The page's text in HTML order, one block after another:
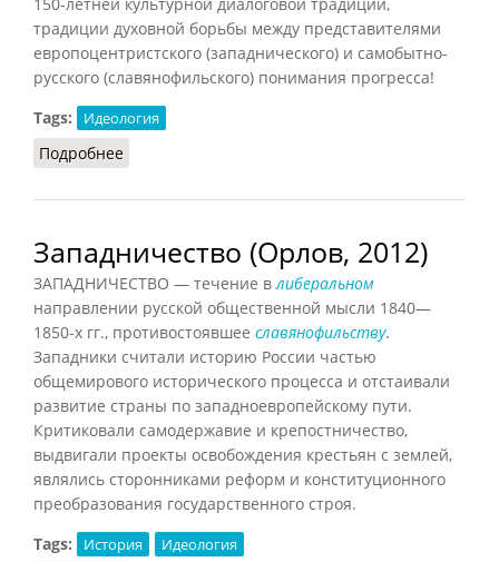
традиции духовной борьбы между представителями
европоцентристского (западнического) и самобытно-
русского (славянофильского) понимания прогресса!
Tags:
Идеология
Подробнее
Западничество (Орлов, 2012)
ЗАПАДНИЧЕСТВО — течение в либеральном
направлении русской общественной мысли 1840—
1850-х гг., противостоявшее славянофильству.
Западники считали историю России частью
общемирового исторического процесса и отстаивали
развитие страны по западноевропейскому пути.
Критиковали самодержавие и крепостничество,
выдвигали проекты освобождения крестьян с землей,
являлись сторонниками реформ и конституционного
преобразования государственного строя.
Tags:
История Идеология